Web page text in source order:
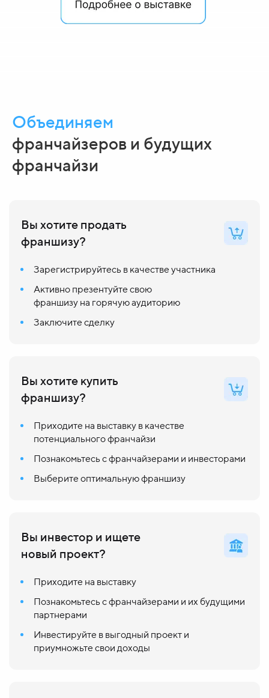
Объединяем
франчайзеров и будущих
франчайзи
Вы хотите продать
франшизу?
Зарегистрируйтесь в качестве участника
Активно презентуйте свою
франшизу на горячую аудиторию
Заключите сделку
Вы хотите купить
франшизу?
Приходите на выставку в качестве
потенциального франчайзи
Познакомьтесь с франчайзерами и инвесторами
Выберите оптимальную франшизу
Вы инвестор и ищете
новый проект?
Приходите на выставку
Познакомьтесь с франчайзерами и их будущими
партнерами
Инвестируйте в выгодный проект и
приумножьте свои доходы